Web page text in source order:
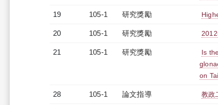
19 105-1 研究獎勵
20 105-1 研究獎勵
21 105-1 研究獎勵
Is
on
28 105-1 論文指導 教政